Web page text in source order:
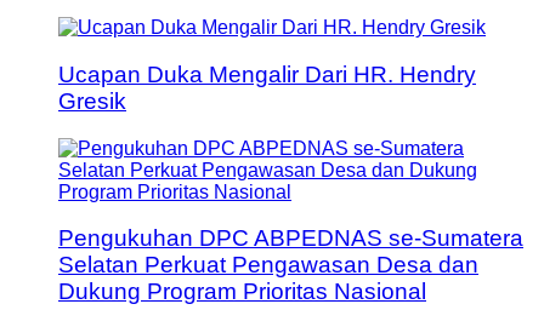
Ucapan Duka Mengalir Dari HR. Hendry
Gresik
Pengukuhan DPC ABPEDNAS se-Sumatera
Selatan Perkuat Pengawasan Desa dan
Dukung Program Prioritas Nasional